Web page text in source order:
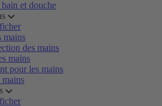
bain et douche
mains
des mains
mains
pour les mains
mains